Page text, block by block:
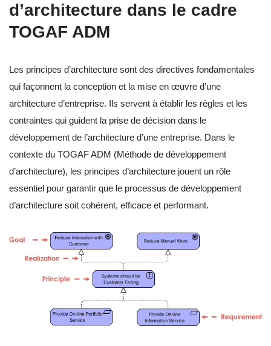
d’architecture dans le cadre
TOGAF ADM
Les principes d’architecture sont des directives fondamentales
qui façonnent la conception et la mise en œuvre d’une
architecture d’entreprise. Ils servent à établir les règles et les
contraintes qui guident la prise de décision dans le
développement de l’architecture d’une entreprise. Dans le
contexte du TOGAF ADM (Méthode de développement
d’architecture), les principes d’architecture jouent un rôle
essentiel pour garantir que le processus de développement
d’architecture soit cohérent, efficace et performant.